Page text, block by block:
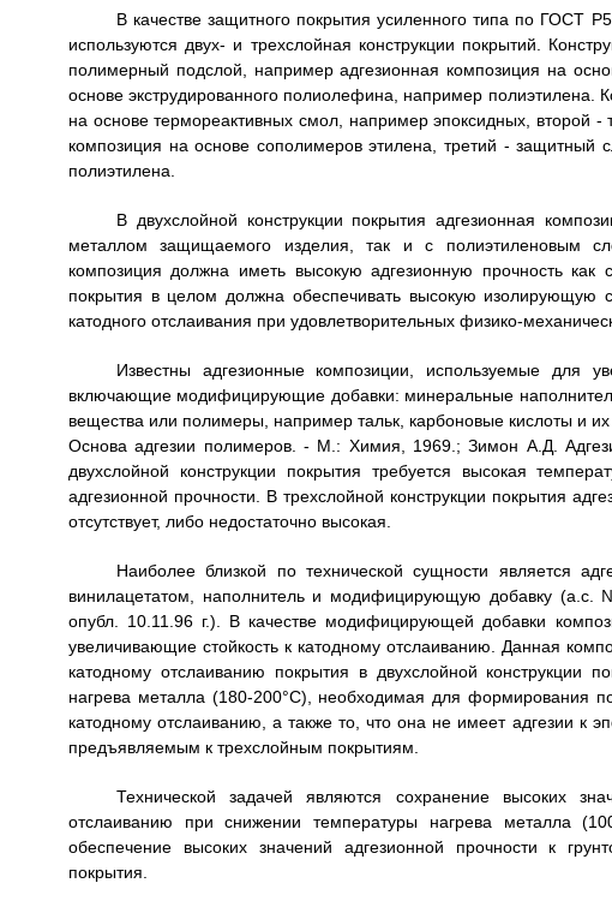
В качестве защитного покрытия усиленного типа по ГОСТ
используются двух- и трехслойная конструкции покрытий.
полимерный подслой, например адгезионная композиция на
основе экструдированного полиолефина, например полиэтилена.
на основе термореактивных смол, например эпоксидных, второй
композиция на основе сополимеров этилена, третий - защитный
полиэтилена.
В двухслойной конструкции покрытия адгезионная
металлом защищаемого изделия, так и с полиэтиленовым
композиция должна иметь высокую адгезионную прочность
покрытия в целом должна обеспечивать высокую изолирующую
катодного отслаивания при удовлетворительных физико-
Известны адгезионные композиции, используемые для
включающие модифицирующие добавки: минеральные
вещества или полимеры, например тальк, карбоновые кислоты и
Основа адгезии полимеров. - М.: Химия, 1969.; Зимон А.Д.
двухслойной конструкции покрытия требуется высокая
адгезионной прочности. В трехслойной конструкции покрытия
отсутствует, либо недостаточно высокая.
Наиболее близкой по технической сущности является
винилацетатом, наполнитель и модифицирующую добавку
опубл. 10.11.96 г.). В качестве модифицирующей добавки
увеличивающие стойкость к катодному отслаиванию. Данная
катодному отслаиванию покрытия в двухслойной конструкции
нагрева металла (180-200°С), необходимая для формирования
катодному отслаиванию, а также то, что она не имеет адгезии к
предъявляемым к трехслойным покрытиям.
Технической задачей являются сохранение высоких
отслаиванию при снижении температуры нагрева металла
обеспечение высоких значений адгезионной прочности к
покрытия.